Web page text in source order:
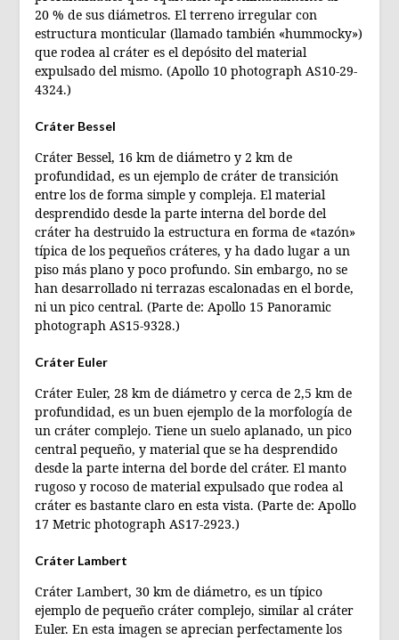
20 % de sus diámetros. El terreno irregular con
estructura monticular (llamado también «hummocky»)
que rodea al cráter es el depósito del material
expulsado del mismo. (Apollo 10 photograph AS10-29-
4324.)
Cráter Bessel
Cráter Bessel, 16 km de diámetro y 2 km de
profundidad, es un ejemplo de cráter de transición
entre los de forma simple y compleja. El material
desprendido desde la parte interna del borde del
cráter ha destruido la estructura en forma de «tazón»
típica de los pequeños cráteres, y ha dado lugar a un
piso más plano y poco profundo. Sin embargo, no se
han desarrollado ni terrazas escalonadas en el borde,
ni un pico central. (Parte de: Apollo 15 Panoramic
photograph AS15-9328.)
Cráter Euler
Cráter Euler, 28 km de diámetro y cerca de 2,5 km de
profundidad, es un buen ejemplo de la morfología de
un cráter complejo. Tiene un suelo aplanado, un pico
central pequeño, y material que se ha desprendido
desde la parte interna del borde del cráter. El manto
rugoso y rocoso de material expulsado que rodea al
cráter es bastante claro en esta vista. (Parte de: Apollo
17 Metric photograph AS17-2923.)
Cráter Lambert
Cráter Lambert, 30 km de diámetro, es un típico
ejemplo de pequeño cráter complejo, similar al cráter
Euler. En esta imagen se aprecian perfectamente los